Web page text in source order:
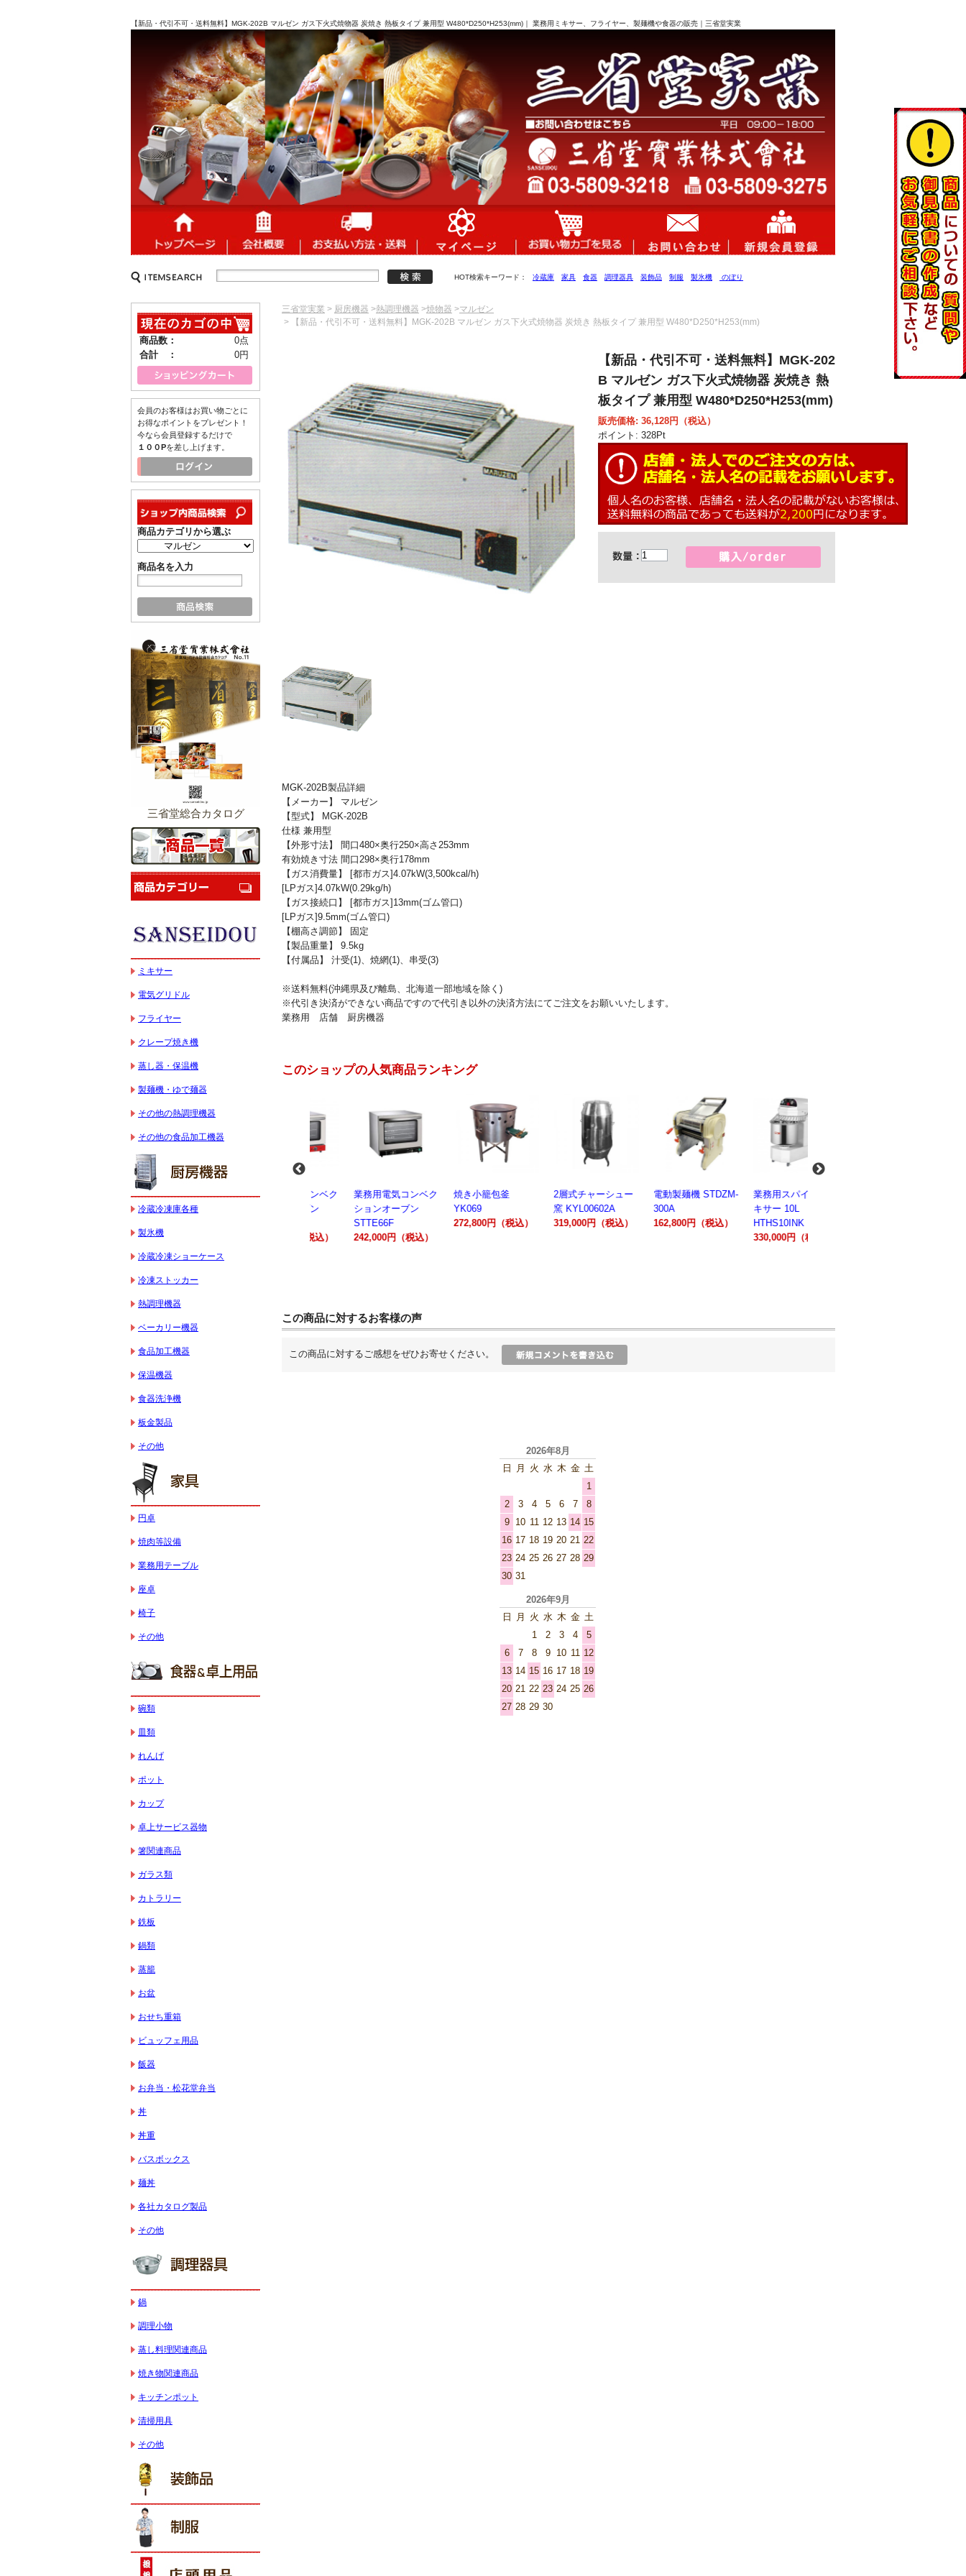
【新品・代引不可・送料無料】MGK-202B マルゼン ガス下火式焼物器 炭焼き 熱板タイプ 兼用型 W480*D250*H253(mm)｜ 業務用ミキサー、フライヤー、製麺機や食器の販売｜三省堂実業
HOT検索キーワード： 冷蔵庫 家具 食器 調理器具 装飾品 制服 製氷機 のぼり
三省堂実業 > 厨房機器 >熱調理機器 >焼物器 >マルゼン
> 【新品・代引不可・送料無料】MGK-202B マルゼン ガス下火式焼物器 炭焼き 熱板タイプ 兼用型 W480*D250*H253(mm)
【新品・代引不可・送料無料】MGK-202
B マルゼン ガス下火式焼物器 炭焼き 熱
板タイプ 兼用型 W480*D250*H253(mm)
販売価格: 36,128円（税込）
ポイント: 328Pt
MGK-202B製品詳細
【メーカー】 マルゼン
【型式】 MGK-202B
仕様 兼用型
【外形寸法】 間口480×奥行250×高さ253mm
有効焼き寸法 間口298×奥行178mm
【ガス消費量】 [都市ガス]4.07kW(3,500kcal/h)
[LPガス]4.07kW(0.29kg/h)
【ガス接続口】 [都市ガス]13mm(ゴム管口)
[LPガス]9.5mm(ゴム管口)
【棚高さ調節】 固定
【製品重量】 9.5kg
【付属品】 汁受(1)、焼網(1)、串受(3)
※送料無料(沖縄県及び離島、北海道一部地域を除く)
※代引き決済ができない商品ですので代引き以外の決済方法にてご注文をお願いいたします。
業務用 店舗 厨房機器
このショップの人気商品ランキング
業務用スパイラルミ
キサー 30L
595,100円（税込）
業務用電気コンベク
業務用電気コンベク
ションオーブン
STTE66F
242,000円（税込）
焼き小籠包釜
YK069
272,800円（税込）
2層式チャーシュー
窯 KYL00602A
319,000円（税込）
電動製麺機 STDZM-
162,800円（税込）
業務用スパイラルミ
キサー 10L
HTHS10INK
330,000円（税込）
この商品に対するお客様の声
この商品に対するご感想をぜひお寄せください。
商品数：
0点
合計 ：
0円
会員のお客様はお買い物ごとに
お得なポイントをプレゼント！
今なら会員登録するだけで
１００Pを差し上げます。
商品カテゴリから選ぶ
商品名を入力
三省堂総合カタログ
ミキサー
電気グリドル
フライヤー
クレープ焼き機
蒸し器・保温機
製麺機・ゆで麺器
その他の熱調理機器
その他の食品加工機器
冷蔵冷凍庫各種
製氷機
冷蔵冷凍ショーケース
冷凍ストッカー
熱調理機器
ベーカリー機器
食品加工機器
保温機器
食器洗浄機
板金製品
その他
円卓
焼肉等設備
業務用テーブル
座卓
椅子
その他
碗類
皿類
れんげ
ポット
カップ
卓上サービス器物
箸関連商品
ガラス類
カトラリー
鉄板
鍋類
蒸籠
お盆
おせち重箱
ビュッフェ用品
飯器
お弁当・松花堂弁当
丼
丼重
バスボックス
麺丼
各社カタログ製品
その他
鍋
調理小物
蒸し料理関連商品
焼き物関連商品
キッチンポット
清掃用具
その他
2026年8月
日
月 火 水 木 金 土
1
2
3 4 5 6 7
8
9
10 11 12 13 14 15
16 17 18 19 20 21 22
23 24 25 26 27 28 29
30 31
2026年9月
日
月 火 水 木 金 土
1
2 3 4
5
6
7 8 9 10 11 12
13 14 15 16 17 18 19
20 21 22 23 24 25 26
27 28 29 30